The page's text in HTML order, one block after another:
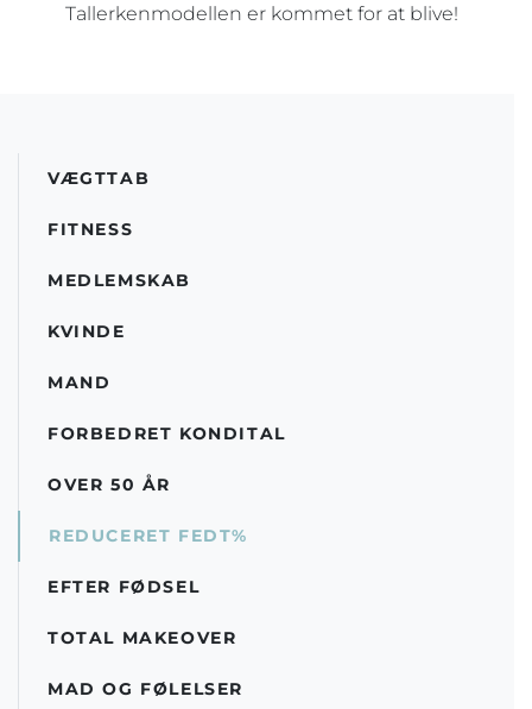
Tallerkenmodellen er kommet for at blive!
VÆGTTAB
FITNESS
MEDLEMSKAB
KVINDE
MAND
FORBEDRET KONDITAL
OVER 50 ÅR
REDUCERET FEDT%
EFTER FØDSEL
TOTAL MAKEOVER
MAD OG FØLELSER